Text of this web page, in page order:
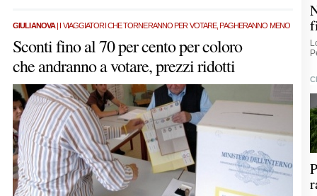
GIULIANOVA| I VIAGGIATORI CHE TORNERANNO PER VOTARE, PAGHERANNO MENO
Sconti fino al 70 per cento per coloro
che andranno a votare, prezzi ridotti